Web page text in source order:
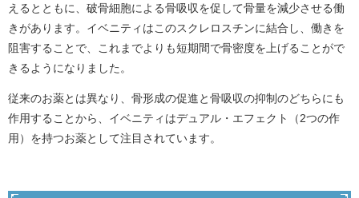
えるとともに、破骨細胞による骨吸収を促して骨量を減少させる働
きがあります。イベニティはこのスクレロスチンに結合し、働きを
阻害することで、これまでよりも短期間で骨密度を上げることがで
きるようになりました。
従来のお薬とは異なり、骨形成の促進と骨吸収の抑制のどちらにも
作用することから、イベニティはデュアル・エフェクト（2つの作
用）を持つお薬として注目されています。